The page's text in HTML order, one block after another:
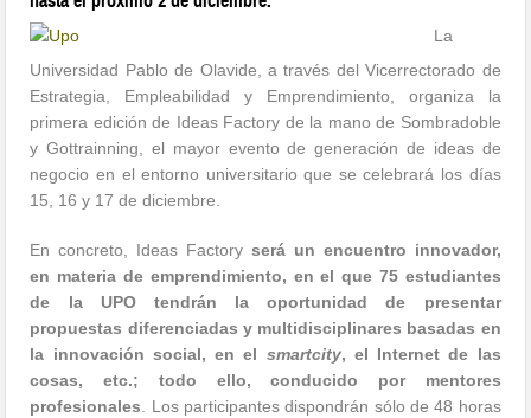
La
Universidad Pablo de Olavide, a través del Vicerrectorado de
Estrategia, Empleabilidad y Emprendimiento, organiza la
primera edición de Ideas Factory de la mano de Sombradoble
y Gottrainning, el mayor evento de generación de ideas de
negocio en el entorno universitario que se celebrará los días
15, 16 y 17 de diciembre.
En concreto, Ideas Factory será un encuentro innovador,
en materia de emprendimiento, en el que 75 estudiantes
de la UPO tendrán la oportunidad de presentar
propuestas diferenciadas y multidisciplinares basadas en
la innovación social, en el smartcity, el Internet de las
cosas, etc.; todo ello, conducido por mentores
profesionales . Los participantes dispondrán sólo de 48 horas